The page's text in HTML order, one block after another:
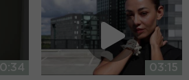
03:15